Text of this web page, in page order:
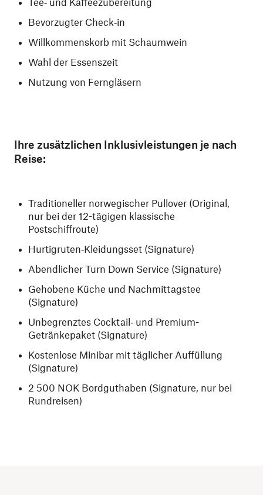
Bevorzugter Check‑in
Willkommenskorb mit Schaumwein
Wahl der Essenszeit
Nutzung von Ferngläsern
Ihre zusätzlichen Inklusivleistungen je nach
Reise:
Traditioneller norwegischer Pullover (Original,
nur bei der 12-tägigen klassische
Postschiffroute)
Hurtigruten‑Kleidungsset (Signature)
Abendlicher Turn Down Service (Signature)
Gehobene Küche und Nachmittagstee
(Signature)
Unbegrenztes Cocktail‑ und Premium-
Getränkepaket (Signature)
Kostenlose Minibar mit täglicher Auffüllung
(Signature)
2 500 NOK Bordguthaben (Signature, nur bei
Rundreisen)